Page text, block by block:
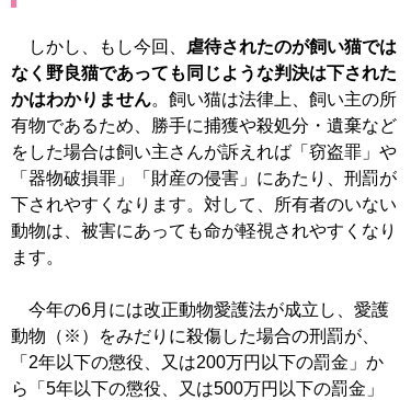
しかし、もし今回、
虐待されたのが飼い猫では
なく野良猫であっても同じような判決は下された
かはわかりません。飼い猫は法律上、飼い主の所
有物であるため、勝手に捕獲や殺処分・遺棄など
をした場合は飼い主さんが訴えれば「窃盗罪」や
「器物破損罪」「財産の侵害」にあたり、刑罰が
下されやすくなります。対して、所有者のいない
動物は、被害にあっても命が軽視されやすくなり
ます。
今年の6月には改正動物愛護法が成立し、愛護
動物（※）をみだりに殺傷した場合の刑罰が、
「2年以下の懲役、又は200万円以下の罰金」か
ら「5年以下の懲役、又は500万円以下の罰金」